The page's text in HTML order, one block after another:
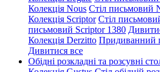
Колекція Nous Стіл письмовий
Колекція Scriptor Стіл
письмовий Scriptor 1380
Колекція Derzitto Придиванний
Дивитися все
Обідні розкладні та розсувні